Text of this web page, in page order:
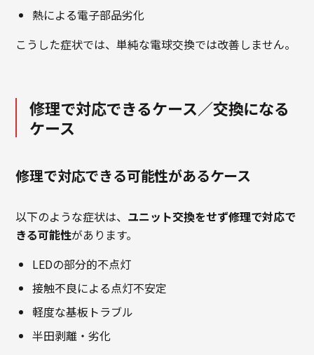
熱による電子部品劣化
こうした症状では、単純な電球交換では改善しません。
修理で対応できるケース／交換になる
ケース
修理で対応できる可能性があるケース
以下のような症状は、 ユニット交換をせず修理で対応で
きる可能性があります。
LEDの部分的不点灯
接触不良による点灯不安定
軽度な基板トラブル
半田剥離・劣化